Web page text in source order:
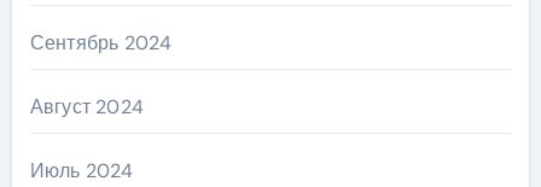
Сентябрь 2024
Август 2024
Июль 2024